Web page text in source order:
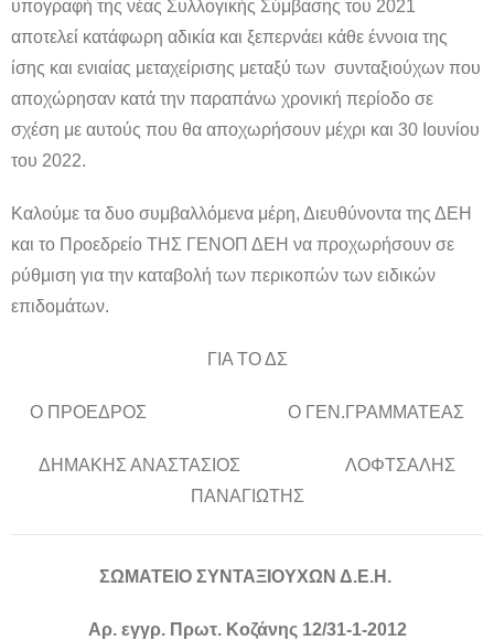
υπογραφή της νέας Συλλογικής Σύμβασης του 2021
αποτελεί κατάφωρη αδικία και ξεπερνάει κάθε έννοια της
ίσης και ενιαίας μεταχείρισης μεταξύ των συνταξιούχων που
αποχώρησαν κατά την παραπάνω χρονική περίοδο σε
σχέση με αυτούς που θα αποχωρήσουν μέχρι και 30 Ιουνίου
του 2022.
Καλούμε τα δυο συμβαλλόμενα μέρη, Διευθύνοντα της ΔΕΗ
και το Προεδρείο ΤΗΣ ΓΕΝΟΠ ΔΕΗ να προχωρήσουν σε
ρύθμιση για την καταβολή των περικοπών των ειδικών
επιδομάτων.
ΓΙΑ ΤΟ ΔΣ
Ο ΠΡΟΕΔΡΟΣ Ο ΓΕΝ.ΓΡΑΜΜΑΤΕΑΣ
ΔΗΜΑΚΗΣ ΑΝΑΣΤΑΣΙΟΣ ΛΟΦΤΣΑΛΗΣ
ΠΑΝΑΓΙΩΤΗΣ
ΣΩΜΑΤΕΙΟ ΣΥΝΤΑΞΙΟΥΧΩΝ Δ.Ε.Η.
Αρ. εγγρ. Πρωτ. Κοζάνης 12/31-1-2012